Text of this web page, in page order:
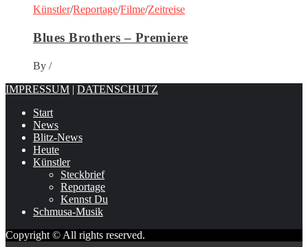
Künstler/Reportage/Filme/Zeitreise
Blues Brothers – Premiere
By /
IMPRESSUM | DATENSCHUTZ
Start
News
Blitz-News
Heute
Künstler
Steckbrief
Reportage
Kennst Du
Schmusa-Musik
Copyright © All rights reserved.